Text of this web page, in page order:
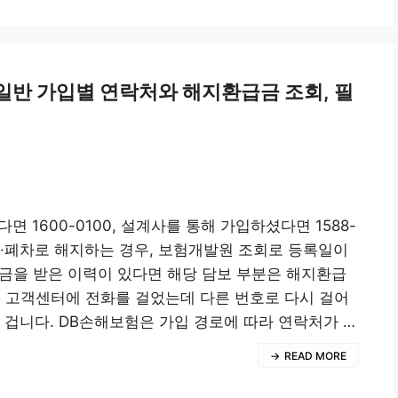
반 가입별 연락처와 해지환급금 조회, 필
면 1600-0100, 설계사를 통해 가입하셨다면 1588-
차로 해지하는 경우, 보험개발원 조회로 등록일이
을 받은 이력이 있다면 해당 담보 부분은 해지환급
객센터에 전화를 걸었는데 다른 번호로 다시 걸어
니다. DB손해보험은 가입 경로에 따라 연락처가 …
READ MORE